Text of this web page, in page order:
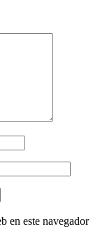
en este navegador